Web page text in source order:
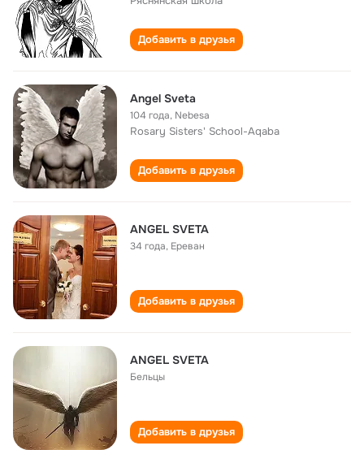
Добавить в друзья
Angel Sveta
104 года, Nebesa
Rosary Sisters' School-Aqaba
Добавить в друзья
ANGEL SVETA
34 года, Ереван
Добавить в друзья
ANGEL SVETA
Бельцы
Добавить в друзья